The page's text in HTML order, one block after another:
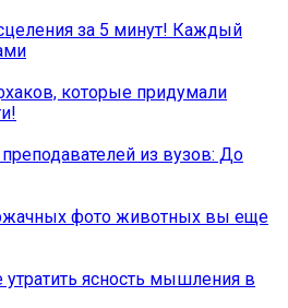
за 5 минут! Каждый
которые придумали
из вузов: До
фото животных вы еще
ясность мышления в